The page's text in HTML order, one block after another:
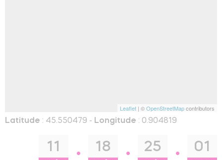
Leaflet | ©OpenStreetMapcontributors
Latitude : 45.550479 - Longitude : 0.904819
11 18 25 01